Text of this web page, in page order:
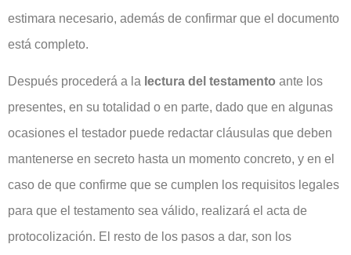
estimara necesario, además de confirmar que el documento
está completo.
Después procederá a la lectura del testamento ante los
presentes, en su totalidad o en parte, dado que en algunas
ocasiones el testador puede redactar cláusulas que deben
mantenerse en secreto hasta un momento concreto, y en el
caso de que confirme que se cumplen los requisitos legales
para que el testamento sea válido, realizará el acta de
protocolización. El resto de los pasos a dar, son los